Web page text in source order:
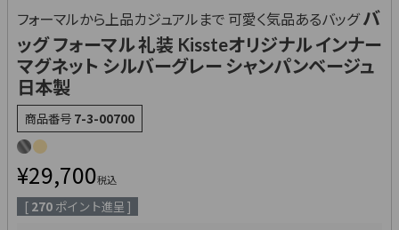
フォーマルから上品カジュアルまで 可愛く気品あるバッグ バ
ッグ フォーマル 礼装 Kissteオリジナル インナー
マグネット シルバーグレー シャンパンベージュ
日本製
商品番号 7-3-00700
¥29,700税込
[ 270 ポイント進呈 ]